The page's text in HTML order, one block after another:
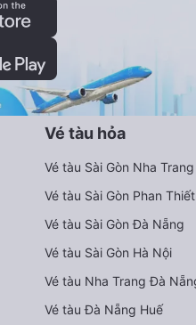
Vé tàu hỏa
Vé tàu Sài Gòn Nha Trang
Vé tàu Sài Gòn Phan Thiết
Vé tàu Sài Gòn Đà Nẵng
Vé tàu Sài Gòn Hà Nội
Vé tàu Nha Trang Đà
Vé tàu Đà Nẵng Huế